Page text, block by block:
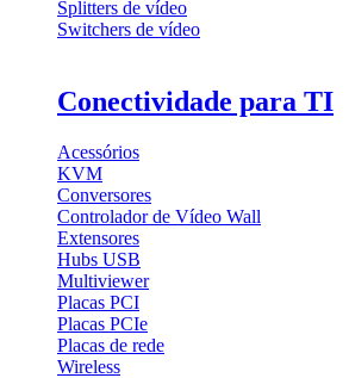
Splitters de vídeo
Switchers de vídeo
Conectividade para TI
Acessórios
KVM
Conversores
Controlador de Vídeo Wall
Extensores
Hubs USB
Multiviewer
Placas PCI
Placas PCIe
Placas de rede
Wireless